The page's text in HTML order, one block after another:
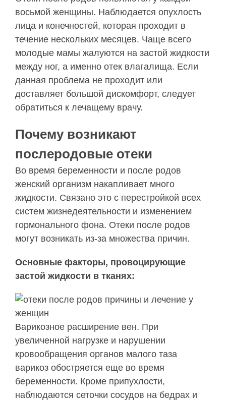
восьмой женщины. Наблюдается опухлость
лица и конечностей, которая проходит в
течение нескольких месяцев. Чаще всего
молодые мамы жалуются на застой жидкости
между ног, а именно отек влагалища. Если
данная проблема не проходит или
доставляет большой дискомфорт, следует
обратиться к лечащему врачу.
Почему возникают
послеродовые отеки
Во время беременности и после родов
женский организм накапливает много
жидкости. Связано это с перестройкой всех
систем жизнедеятельности и изменением
гормонального фона. Отеки после родов
могут возникать из-за множества причин.
Основные факторы, провоцирующие
застой жидкости в тканях:
Варикозное расширение вен. При
увеличенной нагрузке и нарушении
кровообращения органов малого таза
варикоз обостряется еще во время
беременности. Кроме припухлости,
наблюдаются сеточки сосудов на бедрах и